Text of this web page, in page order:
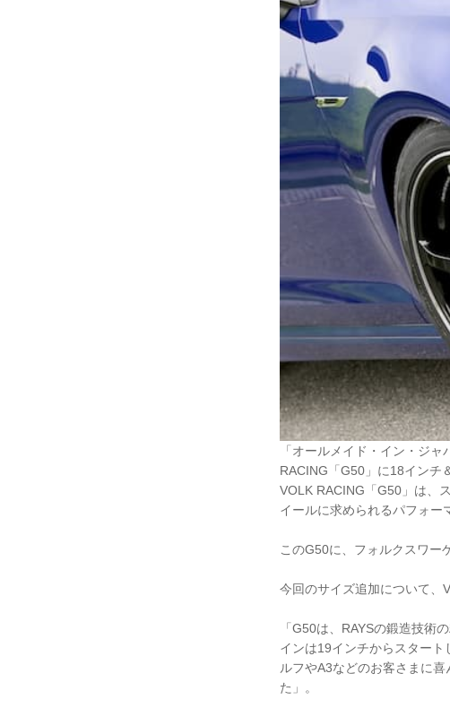
「オールメイド・イン・ジ
RACING「G50」に18インチ
VOLK RACING「G50」は、
イールに求められるパフォー
このG50に、フォルクスワー
今回のサイズ追加について、
「G50は、RAYSの鍛造技術
インは19インチからスター
ルフやA3などのお客さまに
た」。